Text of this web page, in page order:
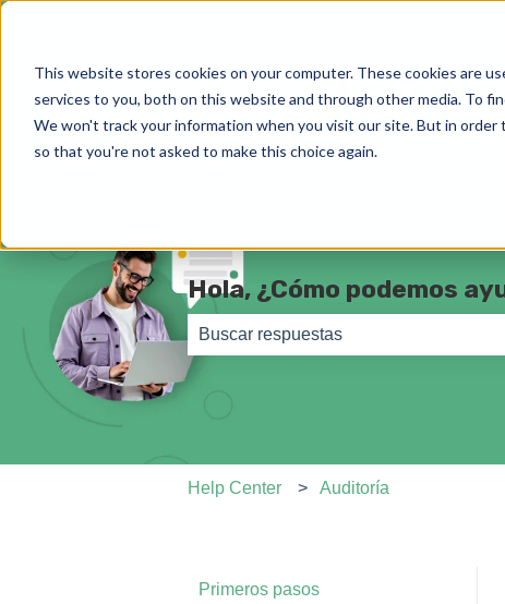
This website stores cookies on your computer. These cookies are
services to you, both on this website and through other media. To
We won't track your information when you visit our site. But in
so that you're not asked to make this choice again.
Hola, ¿Cómo podemos
No hay sugerencias porque el campo
Help Center Auditoría
Primeros pasos